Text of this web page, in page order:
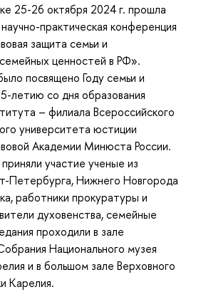
25-26 октября 2024 г. прошла
практическая конференция
защита семьи и
ценностей в РФ».
посвящено Году семьи и
летию со дня образования
– филиала Всероссийского
университета юстиции
Академии Минюста России.
участие ученые из
Петербурга, Нижнего Новгорода
работники прокуратуры и
духовенства, семейные
проходили в зале
Национального музея
и в большом зале Верховного
Карелия.